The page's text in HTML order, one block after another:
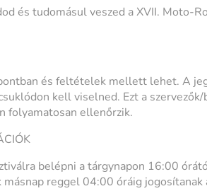
és tudomásul veszed a XVII. Moto-
és feltételek mellett lehet. A
kell viselned. Ezt a
folyamatosan ellenőrzik.
belépni a tárgynapon 16:00
reggel 04:00 óráig